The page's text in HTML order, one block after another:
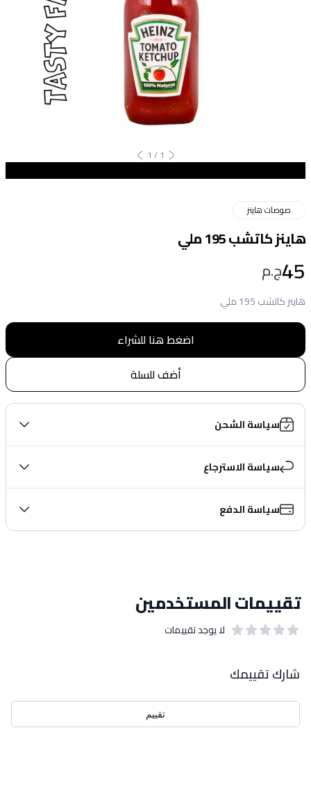
1
/
1
صوصات هاينز
هاينز كاتشب 195 ملي
45ج.م
هاينز كاتشب 195 ملي
اضغط هنا للشراء
أضف للسلة
سياسة الشحن
سياسة الاسترجاع
سياسة الدفع
تقييمات المستخدمين
لا يوجد تقييمات
شارك تقييمك
تقييم